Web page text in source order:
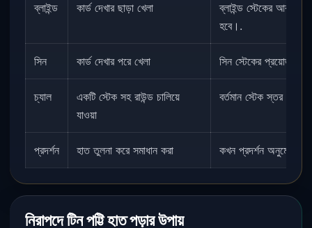
ব্লাইন্ড কার্ড দেখার ছাড়া খেলা
ব্লাইন্ড স্টেকের আকার
হবে।.
সিন কার্ড দেখার পরে খেলা সিন স্টেকের
চ্যাল
একটি স্টেক সহ রাউন্ড চালিয়ে
যাওয়া
বর্তমান স্টেক স্তর এবং
প্রদর্শন হাত তুলনা করে সমাধান করা কখন প্রদর্শন অনুমোদিত
নিরাপদে টিন পট্টি হাত পড়ার উপায়